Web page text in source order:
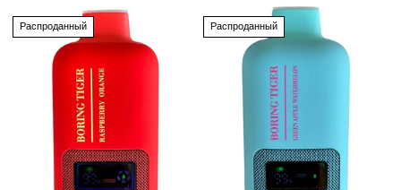
So Soul
Space Mary
Spree Bar
Suonon
Suorin
SWFT
Распроданный Распроданный